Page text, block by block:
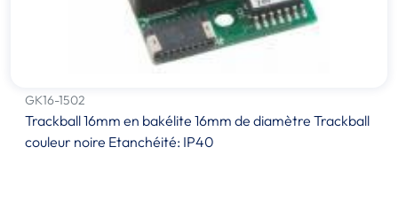
GK16-1502
Trackball 16mm en bakélite 16mm de diamètre Trackball
couleur noire Etanchéité: IP40